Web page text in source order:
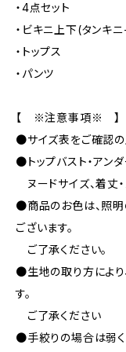
・4点セット
・ビキニ上下(タンキ
・トップス
・パンツ
【 ※注意事項※ 】
●サイズ表をご確認の
●トップバスト・アンダ
ヌードサイズ、着丈
●商品のお色は、照
ございます。
ご了承ください。
●生地の取り方により
す。
ご了承ください
●手絞りの場合は弱く